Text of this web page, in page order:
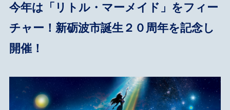
今年は「リトル・マーメイド」をフィー
チャー！新砺波市誕生２０周年を記念し
開催！